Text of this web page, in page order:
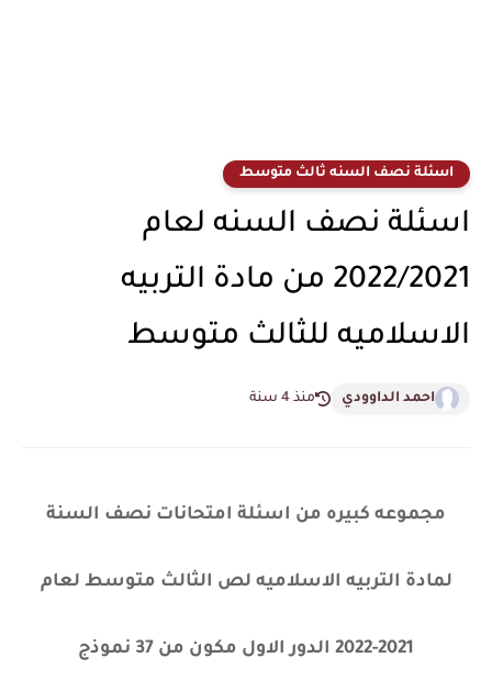
اسئلة نصف السنه ثالث متوسط
اسئلة نصف السنه لعام
2022/2021 من مادة التربيه
الاسلاميه للثالث متوسط
احمد الداوودي منذ 4 سنة
مجموعه كبيره من اسئلة امتحانات نصف السنة
لمادة التربيه الاسلاميه لص الثالث متوسط لعام
2021-2022 الدور الاول مكون من 37 نموذج